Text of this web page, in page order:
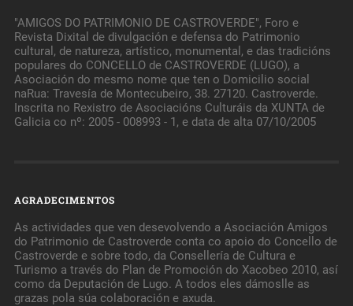
"AMIGOS DO PATRIMONIO DE CASTROVERDE", Foro e
Revista Dixital de divulgación e defensa do Patrimonio
cultural, de natureza, artístico, monumental, e das tradicións
populares do CONCELLO de CASTROVERDE (LUGO), a
Asociación do mesmo nome que ten o Domicilio social
naRua: Travesía de Montecubeiro, 38. 27120. Castroverde.
Inscrita no Rexistro de Asociacións Culturáis da XUNTA de
Galicia co nº: 2005 - 008993 - 1, e data de alta 07/10/2005
AGRADECIMENTOS
As actividades que ven desevolvendo a Asociación Amigos
do Patrimonio de Castroverde conta co apoio do Concello de
Castroverde e sobre todo, da Consellería de Cultura e
Turismo a través do Plan de Promoción do Xacobeo 2010, así
como da Deputación de Lugo. A todos eles dámoslle as
grazas pola súa colaboración e axuda.